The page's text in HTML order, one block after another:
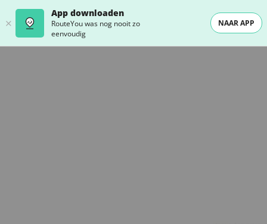
App downloaden
RouteYou was nog nooit zo
eenvoudig
NAAR APP